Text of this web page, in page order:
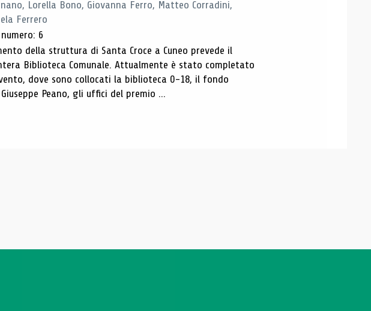
Lorella Bono, Giovanna Ferro, Matteo Corradini,
Ferrero
6
della struttura di Santa Croce a Cuneo prevede il
Biblioteca Comunale. Attualmente è stato completato
dove sono collocati la biblioteca 0-18, il fondo
Peano, gli uffici del premio ...